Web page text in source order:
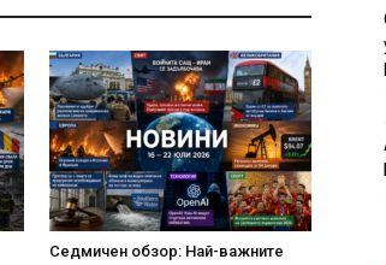
Седмичен обзор: Най-важните